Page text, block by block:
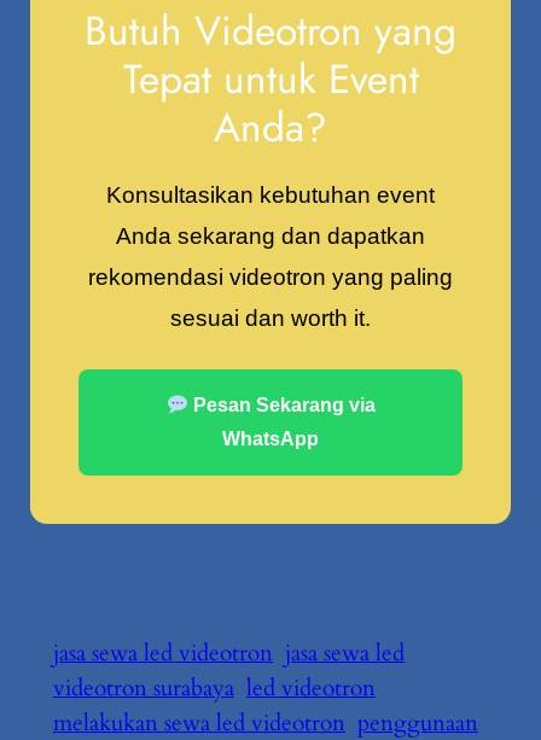
Butuh Videotron yang
Tepat untuk Event
Anda?
Konsultasikan kebutuhan event
Anda sekarang dan dapatkan
rekomendasi videotron yang paling
sesuai dan worth it.
Pesan Sekarang via
WhatsApp
jasa sewa led videotron jasa sewa led
videotron surabaya led videotron
melakukan sewa led videotron penggunaan